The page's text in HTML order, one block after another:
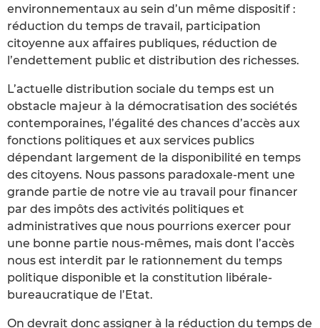
environnementaux au sein d’un même dispositif :
réduction du temps de travail, participation
citoyenne aux affaires publiques, réduction de
l’endettement public et distribution des richesses.
L’actuelle distribution sociale du temps est un
obstacle majeur à la démocratisation des sociétés
contemporaines, l’égalité des chances d’accès aux
fonctions politiques et aux services publics
dépendant largement de la disponibilité en temps
des citoyens. Nous passons paradoxale-ment une
grande partie de notre vie au travail pour financer
par des impôts des activités politiques et
administratives que nous pourrions exercer pour
une bonne partie nous-mêmes, mais dont l’accès
nous est interdit par le rationnement du temps
politique disponible et la constitution libérale-
bureaucratique de l’Etat.
On devrait donc assigner à la réduction du temps de